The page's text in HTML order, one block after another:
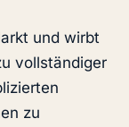
und wirbt
vollständiger
zu